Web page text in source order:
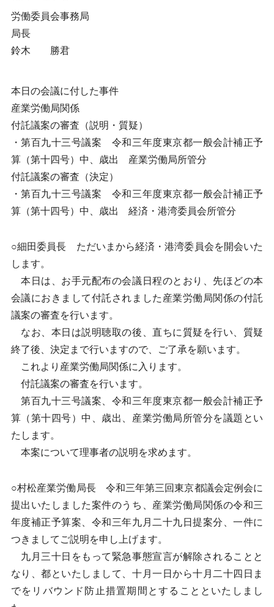
労働委員会事務局
局長
鈴木 勝君
本日の会議に付した事件
産業労働局関係
付託議案の審査（説明・質疑）
・第百九十三号議案 令和三年度東京都一般会計補正予
算（第十四号）中、歳出 産業労働局所管分
付託議案の審査（決定）
・第百九十三号議案 令和三年度東京都一般会計補正予
算（第十四号）中、歳出 経済・港湾委員会所管分
○細田委員長 ただいまから経済・港湾委員会を開会いた
します。
本日は、お手元配布の会議日程のとおり、先ほどの本
会議におきまして付託されました産業労働局関係の付託
議案の審査を行います。
なお、本日は説明聴取の後、直ちに質疑を行い、質疑
終了後、決定まで行いますので、ご了承を願います。
これより産業労働局関係に入ります。
付託議案の審査を行います。
第百九十三号議案、令和三年度東京都一般会計補正予
算（第十四号）中、歳出、産業労働局所管分を議題とい
たします。
本案について理事者の説明を求めます。
○村松産業労働局長 令和三年第三回東京都議会定例会に
提出いたしました案件のうち、産業労働局関係の令和三
年度補正予算案、令和三年九月二十九日提案分、一件に
つきましてご説明を申し上げます。
九月三十日をもって緊急事態宣言が解除されることと
なり、都といたしまして、十月一日から十月二十四日ま
でをリバウンド防止措置期間とすることといたしまし